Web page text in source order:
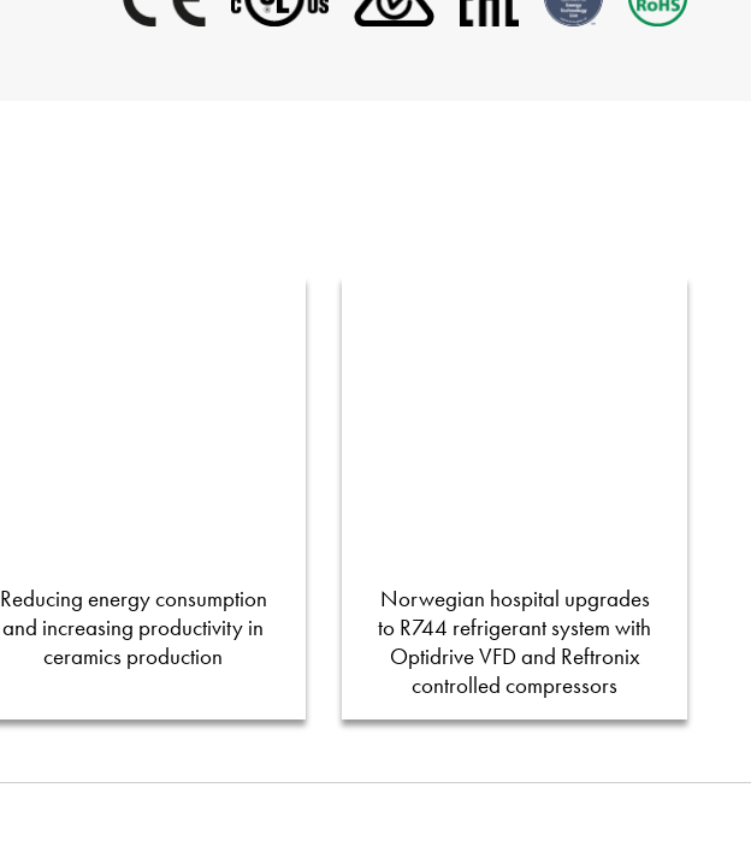
Reducing energy consumption
and increasing productivity in
ceramics production
Norwegian hospital upgrades
to R744 refrigerant system with
Optidrive VFD and Reftronix
controlled compressors